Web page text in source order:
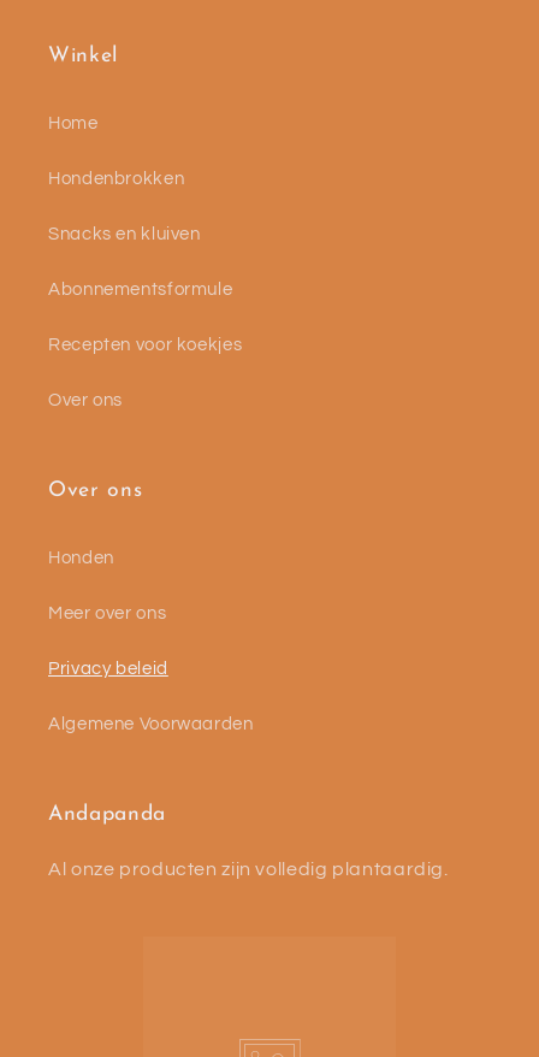
Winkel
Home
Hondenbrokken
Snacks en kluiven
Abonnementsformule
Recepten voor koekjes
Over ons
Over ons
Honden
Meer over ons
Privacy beleid
Algemene Voorwaarden
Andapanda
Al onze producten zijn volledig plantaardig.